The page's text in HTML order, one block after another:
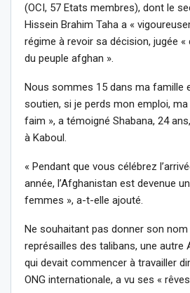
(OCI, 57 Etats membres), dont le
Hissein Brahim Taha a «
régime à revoir sa décision, jugée
du peuple afghan ».
Nous sommes 15 dans ma famille
soutien, si je perds mon emploi,
faim », a témoigné Shabana, 24
à Kaboul.
« Pendant que vous célébrez
année, l’Afghanistan est devenue
femmes », a-t-elle ajouté.
Ne souhaitant pas donner son nom
représailles des talibans, une autre
qui devait commencer à travailler
ONG internationale, a vu ses « rêves